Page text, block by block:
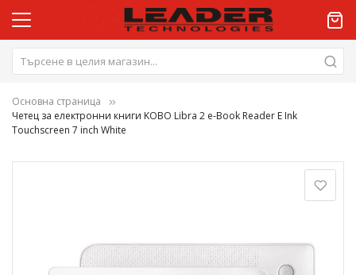
Основна страница
Четец за електронни книги KOBO Libra 2 e-Book Reader E Ink
Touchscreen 7 inch White
изображенията